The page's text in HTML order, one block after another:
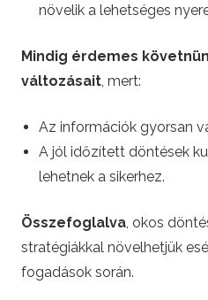
növelik a lehetséges
Mindig érdemes
változásait , mert:
Az információk gyorsan
A jól időzített döntések
lehetnek a sikerhez.
Összefoglalva , okos
stratégiákkal növelhetjük
fogadások során.